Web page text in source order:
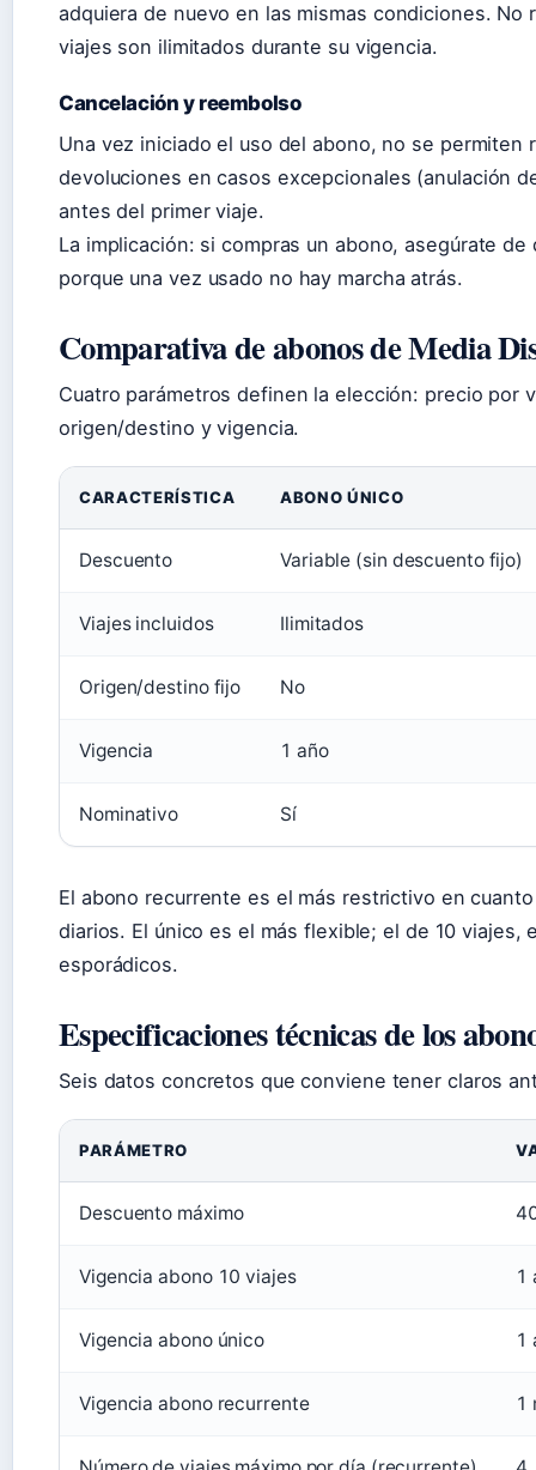
adquiera de nuevo en las mismas condiciones.
viajes son ilimitados durante su vigencia.
Cancelación y reembolso
Una vez iniciado el uso del abono, no se permiten
devoluciones en casos excepcionales (anulación
antes del primer viaje.
La implicación: si compras un abono, asegúrate
porque una vez usado no hay marcha atrás.
Comparativa de abonos de Media
Cuatro parámetros definen la elección: precio por
origen/destino y vigencia.
CARACTERÍSTICA ABONO ÚNICO
Descuento Variable (sin descuento fijo)
Viajes incluidos Ilimitados
Origen/destino fijo No
Vigencia 1 año
Nominativo Sí
El abono recurrente es el más restrictivo en
diarios. El único es el más flexible; el de 10 viajes,
esporádicos.
Especificaciones técnicas de los
Seis datos concretos que conviene tener claros
PARÁMETRO
Descuento máximo
Vigencia abono 10 viajes 1
Vigencia abono único 1
Vigencia abono recurrente 1